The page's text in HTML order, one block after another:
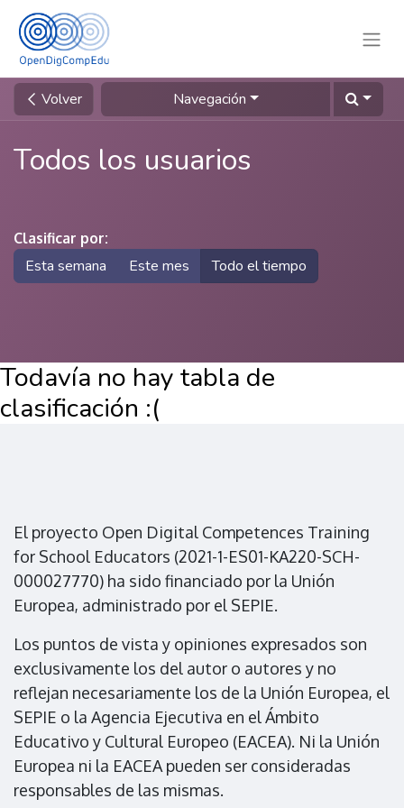
Volver Navegación
Todos los usuarios
Clasificar por:
Esta semana Este mes Todo el tiempo
Todavía no hay tabla de
clasificación :(
El proyecto Open Digital Competences Training
for School Educators (2021-1-ES01-KA220-SCH-
000027770) ha sido financiado por la Unión
Europea, administrado por el SEPIE.
Los puntos de vista y opiniones expresados son
exclusivamente los del autor o autores y no
reflejan necesariamente los de la Unión Europea, el
SEPIE o la Agencia Ejecutiva en el Ámbito
Educativo y Cultural Europeo (EACEA). Ni la Unión
Europea ni la EACEA pueden ser consideradas
responsables de las mismas.